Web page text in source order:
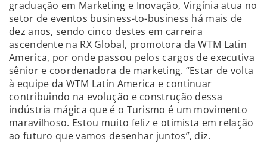
graduação em Marketing e Inovação, Virgínia atua no
setor de eventos business-to-business há mais de
dez anos, sendo cinco destes em carreira
ascendente na RX Global, promotora da WTM Latin
America, por onde passou pelos cargos de executiva
sênior e coordenadora de marketing. “Estar de volta
à equipe da WTM Latin America e continuar
contribuindo na evolução e construção dessa
indústria mágica que é o Turismo é um movimento
maravilhoso. Estou muito feliz e otimista em relação
ao futuro que vamos desenhar juntos”, diz.